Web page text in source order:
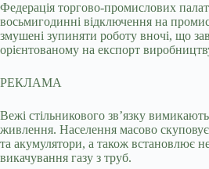
Федерація торгово-промислових
восьмигодинні відключення на
змушені зупиняти роботу вночі, що
орієнтованому на експорт
РЕКЛАМА
Вежі стільникового зв’язку
живлення. Населення масово скуповує
та акумулятори, а також встановлює
викачування газу з труб.